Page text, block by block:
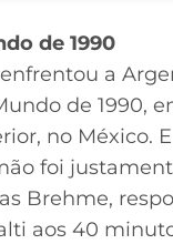
de 1990
a
de 1990,
no México.
foi
Brehme,
aos 40